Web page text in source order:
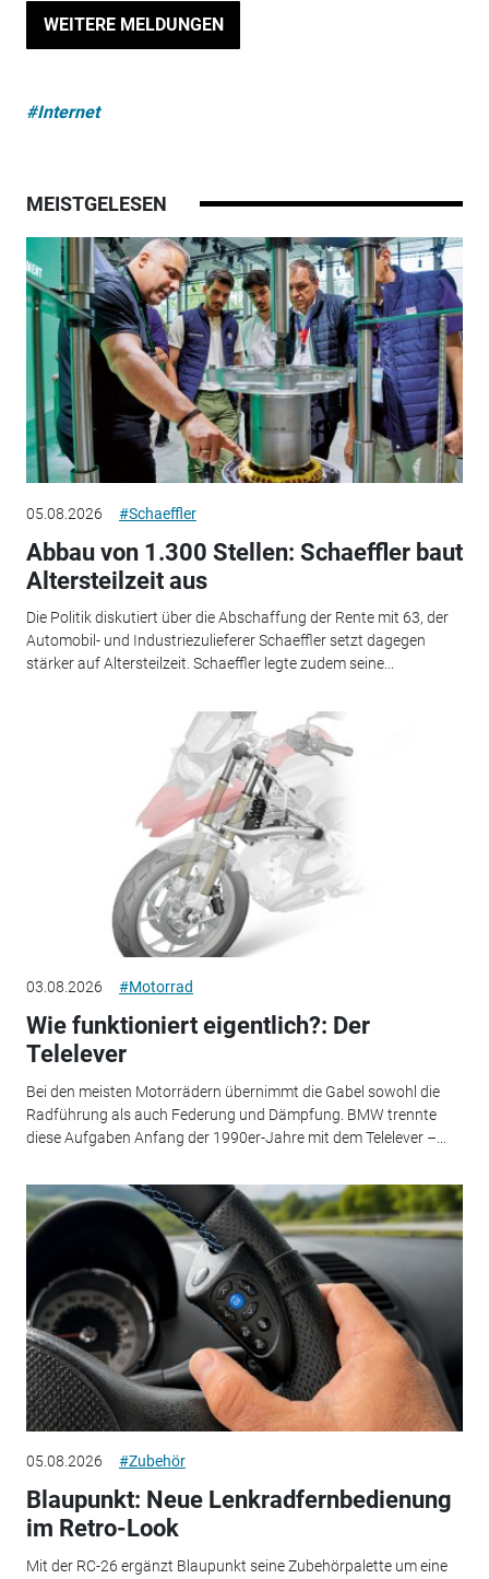
WEITERE MELDUNGEN
#Internet
MEISTGELESEN
05.08.2026 #Schaeffler
Abbau von 1.300 Stellen: Schaeffler baut
Altersteilzeit aus
Die Politik diskutiert über die Abschaffung der Rente mit 63, der
Automobil- und Industriezulieferer Schaeffler setzt dagegen
stärker auf Altersteilzeit. Schaeffler legte zudem seine...
03.08.2026 #Motorrad
Wie funktioniert eigentlich?: Der
Telelever
Bei den meisten Motorrädern übernimmt die Gabel sowohl die
Radführung als auch Federung und Dämpfung. BMW trennte
diese Aufgaben Anfang der 1990er-Jahre mit dem Telelever –...
05.08.2026 #Zubehör
Blaupunkt: Neue Lenkradfernbedienung
im Retro-Look
Mit der RC-26 ergänzt Blaupunkt seine Zubehörpalette um eine